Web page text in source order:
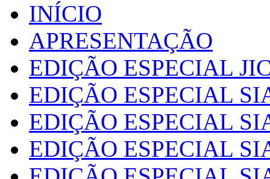
INÍCIO
APRESENTAÇÃO
EDIÇÃO ESPECIAL
EDIÇÃO ESPECIAL
EDIÇÃO ESPECIAL
EDIÇÃO ESPECIAL